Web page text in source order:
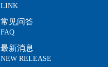
LINK
常见问答
FAQ
最新消息
NEW RELEASE